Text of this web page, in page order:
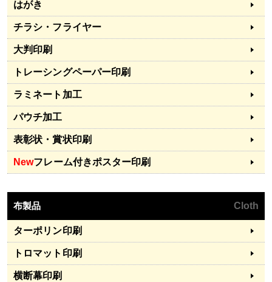
はがき
チラシ・フライヤー
大判印刷
トレーシングペーパー印刷
ラミネート加工
パウチ加工
表彰状・賞状印刷
Newフレーム付きポスター印刷
布製品 Cloth
ターポリン印刷
トロマット印刷
横断幕印刷